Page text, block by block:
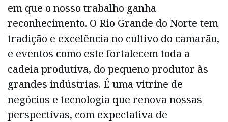
em que o nosso trabalho ganha
reconhecimento. O Rio Grande do Norte tem
tradição e excelência no cultivo do camarão,
e eventos como este fortalecem toda a
cadeia produtiva, do pequeno produtor às
grandes indústrias. É uma vitrine de
negócios e tecnologia que renova nossas
perspectivas, com expectativa de